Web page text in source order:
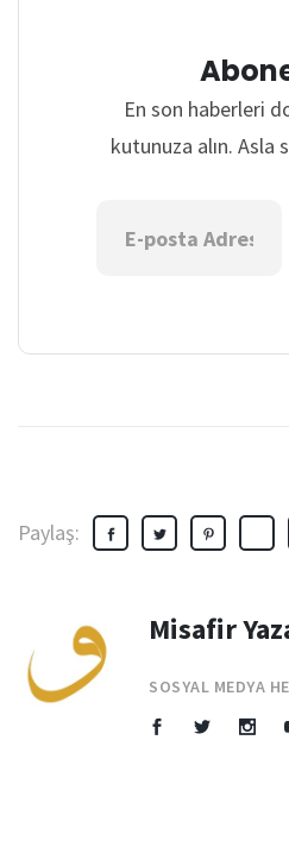
En son haberleri
kutunuza alın. Asla
Paylaş:
Misafir
SOSYAL MEDYA